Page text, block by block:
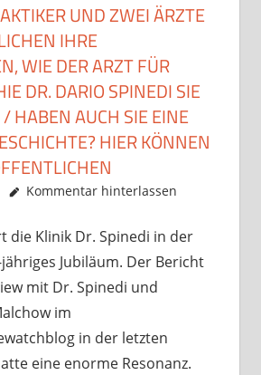
UND ZWEI ÄRZTE
IHRE
WIE DER ARZT FÜR
DR. DARIO SPINEDI SIE
HABEN AUCH SIE EINE
HIER KÖNNEN
Christian J. Becker
Uncategorized
Kommentar hinterlassen
die Klinik Dr. Spinedi in der
Jubiläum. Der Bericht
mit Dr. Spinedi und
im
in der letzten
eine enorme Resonanz.